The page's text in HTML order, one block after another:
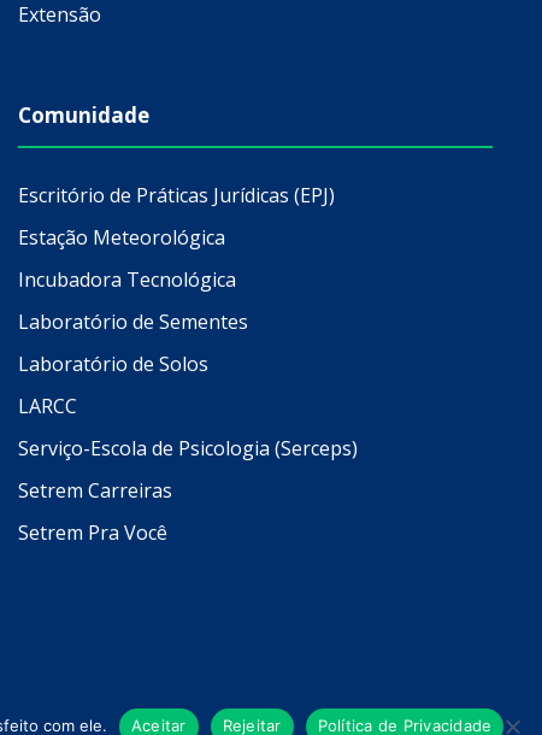
Extensão
Comunidade
Escritório de Práticas Jurídicas (EPJ)
Estação Meteorológica
Incubadora Tecnológica
Laboratório de Sementes
Laboratório de Solos
LARCC
Serviço-Escola de Psicologia (Serceps)
Setrem Carreiras
Setrem Pra Você
com ele. Aceitar Rejeitar Política de Privacidade